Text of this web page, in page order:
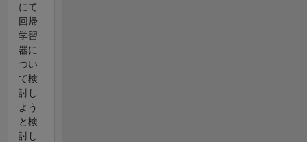
にて
回帰
学習
器に
つい
て検
討し
よう
と検
討し